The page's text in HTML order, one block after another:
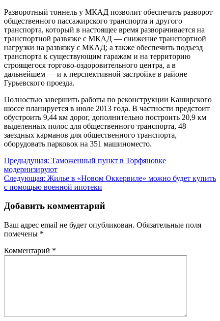
Разворотный тоннель у МКАД позволит обеспечить разворот
общественного пассажирского транспорта и другого
транспорта, который в настоящее время разворачивается на
транспортной развязке с МКАД — снижение транспортной
нагрузки на развязку с МКАД; а также обеспечить подъезд
транспорта к существующим гаражам и на территорию
строящегося торгово-оздоровительного центра, а в
дальнейшем — и к перспективной застройке в районе
Гурьевского проезда.
Полностью завершить работы по реконструкции Каширского
шоссе планируется в июле 2013 года. В частности предстоит
обустроить 9,44 км дорог, дополнительно построить 20,9 км
выделенных полос для общественного транспорта, 48
заездных карманов для общественного транспорта,
оборудовать парковок на 351 машиноместо.
Навигация
по
записям
Предыдущая: Таможенный пункт в Торфяновке
модернизируют
Следующая: Жилье в «Новом Оккервиле» можно будет купить
с помощью военной ипотеки
Добавить комментарий
Ваш адрес email не будет опубликован. Обязательные поля
помечены *
Комментарий *